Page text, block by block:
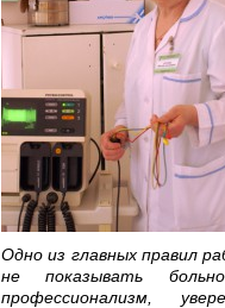
Одно из главных правил
не показывать
профессионализм,